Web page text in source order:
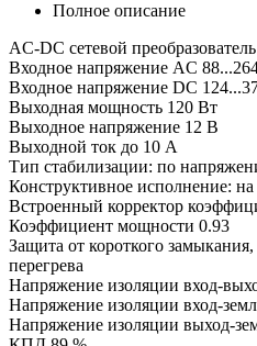
Полное описание
AC-DC сетевой преобразователь
Входное напряжение AC
Входное напряжение DC
Выходная мощность 120 Вт
Выходное напряжение 12 В
Выходной ток до 10 А
Тип стабилизации: по
Конструктивное исполнение:
Встроенный корректор
Коэффициент мощности 0.93
Защита от короткого
перегрева
Напряжение изоляции вход-
Напряжение изоляции вход-
Напряжение изоляции выход-